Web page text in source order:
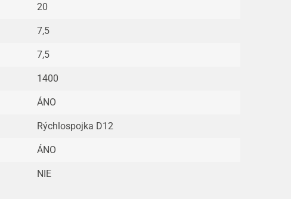
20
7,5
7,5
1400
ÁNO
Rýchlospojka D12
ÁNO
NIE